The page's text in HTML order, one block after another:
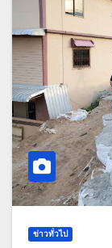
ข่าวทั่วไป